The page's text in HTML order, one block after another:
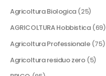
Agricoltura Biologica (25)
AGRICOLTURA Hobbistica (69)
Agricoltura Professionale (75)
Agricoltura residuo zero (5)